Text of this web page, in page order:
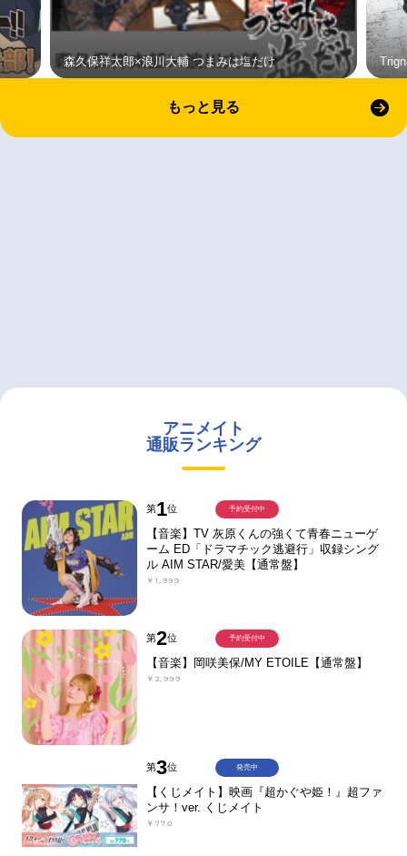
森久保祥太郎×浪川大輔 つまみは塩だけ
もっと見る
アニメイト
通販ランキング
第1位
【音楽】TV 灰原くんの強くて青春ニューゲ
ーム ED「ドラマチック逃避行」収録シング
ル AIM STAR/愛美【通常盤】
￥1,999
予約受付中
第2位
【音楽】岡咲美保/MY ETOILE【通常盤】
￥2,999
予約受付中
第3位
【くじメイト】映画『超かぐや姫！』超ファ
ンサ！ver. くじメイト
￥770
発売中